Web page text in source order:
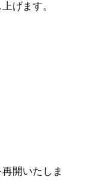
げます。
開いたしま